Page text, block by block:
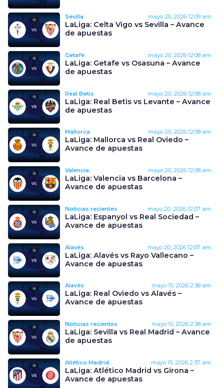
Sevilla mayo 20, 2026 12:09 am
LaLiga: Celta Vigo vs Sevilla – Avance
de apuestas
Getafe mayo 20, 2026 12:08 am
LaLiga: Getafe vs Osasuna – Avance
de apuestas
Real Betis mayo 20, 2026 12:08 am
LaLiga: Real Betis vs Levante – Avance
de apuestas
Mallorca mayo 20, 2026 12:08 am
LaLiga: Mallorca vs Real Oviedo –
Avance de apuestas
Valencia mayo 20, 2026 12:08 am
LaLiga: Valencia vs Barcelona –
Avance de apuestas
Noticias recientes mayo 20, 2026 12:07 am
LaLiga: Espanyol vs Real Sociedad –
Avance de apuestas
Alavés mayo 20, 2026 12:07 am
LaLiga: Alavés vs Rayo Vallecano –
Avance de apuestas
Alavés mayo 15, 2026 2:38 am
LaLiga: Real Oviedo vs Alavés –
Avance de apuestas
Noticias recientes mayo 15, 2026 2:38 am
LaLiga: Sevilla vs Real Madrid – Avance
de apuestas
Atlético Madrid mayo 15, 2026 2:37 am
LaLiga: Atlético Madrid vs Girona –
Avance de apuestas